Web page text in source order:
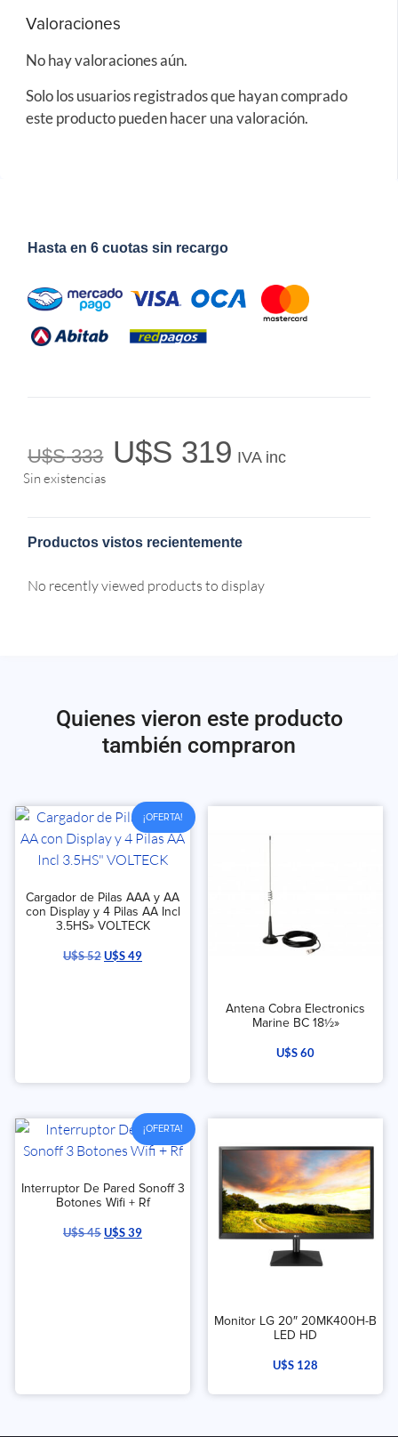
Valoraciones
No hay valoraciones aún.
Solo los usuarios registrados que hayan comprado
este producto pueden hacer una valoración.
Hasta en 6 cuotas sin recargo
U$S333 U$S 319 IVA inc
Sin existencias
Productos vistos recientemente
No recently viewed products to display
Quienes vieron este producto
también compraron
¡OFERTA!
Cargador de Pilas AAA y AA
con Display y 4 Pilas AA Incl
3.5HS» VOLTECK
U$S52U$S49
Antena Cobra Electronics
Marine BC 18½»
U$S60
¡OFERTA!
Interruptor De Pared Sonoff 3
Botones Wifi + Rf
U$S45U$S39
Monitor LG 20″ 20MK400H-B
LED HD
U$S 128